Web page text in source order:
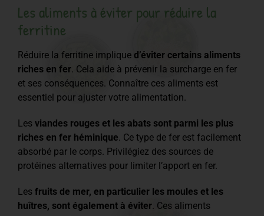
Les aliments à éviter pour réduire la
ferritine
Réduire la ferritine implique d’éviter certains aliments
riches en fer. Cela aide à prévenir la surcharge en fer
et ses conséquences. Connaître ces aliments est
essentiel pour ajuster votre alimentation.
Les viandes rouges et les abats sont parmi les plus
riches en fer héminique. Ce type de fer est facilement
absorbé par le corps. Privilégiez des sources de
protéines alternatives pour limiter l’apport en fer.
Les fruits de mer, en particulier les moules et les
huîtres, sont également à éviter. Ces aliments